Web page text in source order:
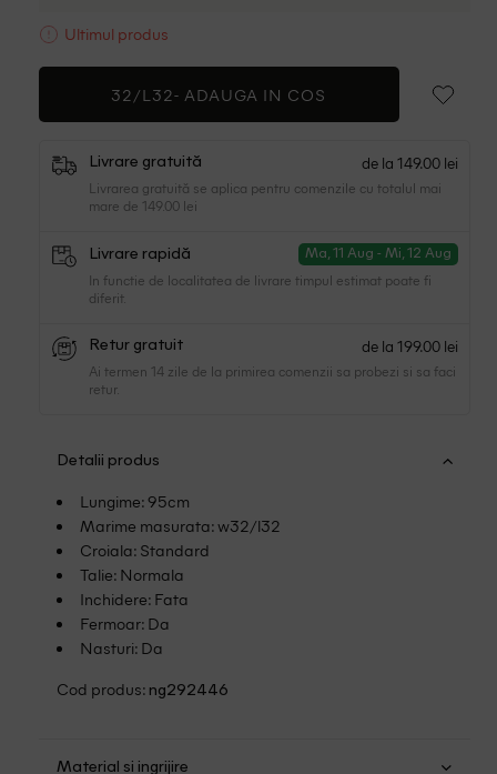
Ultimul produs
32/L32-ADAUGA IN COS
Livrare gratuită de la 149.00 lei
Livrarea gratuită se aplica pentru comenzile cu totalul mai
mare de 149.00 lei
Livrare rapidă Ma, 11 Aug - Mi, 12 Aug
In functie de localitatea de livrare timpul estimat poate fi
diferit.
Retur gratuit de la 199.00 lei
Ai termen 14 zile de la primirea comenzii sa probezi si sa faci
retur.
Detalii produs
Lungime: 95cm
Marime masurata: w32/l32
Croiala: Standard
Talie: Normala
Inchidere: Fata
Fermoar: Da
Nasturi: Da
Cod produs: ng292446
Material si ingrijire